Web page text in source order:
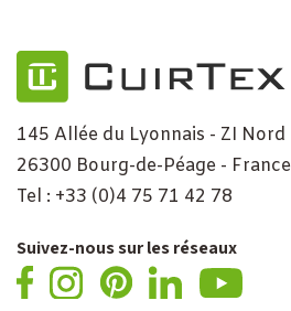
145 Allée du Lyonnais - ZI Nord
26300 Bourg-de-Péage - France
Tel : +33 (0)4 75 71 42 78
Suivez-nous sur les réseaux